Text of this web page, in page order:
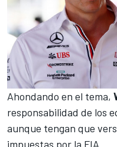
Ahondando en el tema,
responsabilidad de los
aunque tengan que
impuestas por la FIA.